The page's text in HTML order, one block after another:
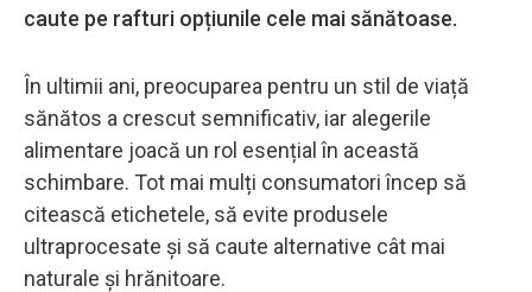
caute pe rafturi opțiunile cele mai sănătoase.
În ultimii ani, preocuparea pentru un stil de viață
sănătos a crescut semnificativ, iar alegerile
alimentare joacă un rol esențial în această
schimbare. Tot mai mulți consumatori încep să
citească etichetele, să evite produsele
ultraprocesate și să caute alternative cât mai
naturale și hrănitoare.